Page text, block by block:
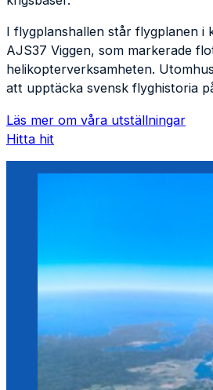
I flygplanshallen står flygplanen i
AJS37 Viggen, som markerade
helikopterverksamheten.
att upptäcka svensk flyghistoria
Läs mer om våra utställningar
Hitta hit